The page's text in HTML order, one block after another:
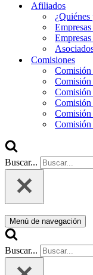
Afiliados
¿Quiénes
Comisiones
Comisión
Comisión
Comisión
Comisión
Comisión
Buscar...
Menú de navegación
Buscar...